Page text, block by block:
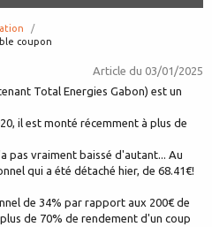
coupon
Article du 03/01/2025
Total Energies Gabon) est un
il est monté récemment à plus de
pas vraiment baissé d'autant... Au
qui a été détaché hier, de 68.41€!
de 34% par rapport aux 200€ de
de 70% de rendement d'un coup